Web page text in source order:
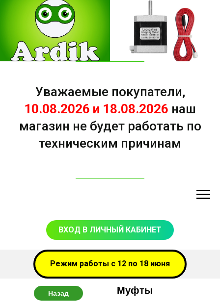
Уважаемые покупатели,
10.08.2026 и 18.08.2026 наш
магазин не будет работать по
техническим причинам
ВХОД В ЛИЧНЫЙ КАБИНЕТ
Режим работы с 12 по 18 июня
Муфты
Назад